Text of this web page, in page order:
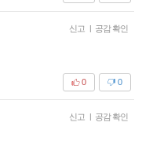
신고 | 공감 확인
0
0
신고 | 공감 확인